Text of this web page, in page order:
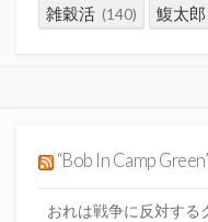
雑穀活 (140) 鰒太郎
“Bob In Camp
おれは戦争に反対する